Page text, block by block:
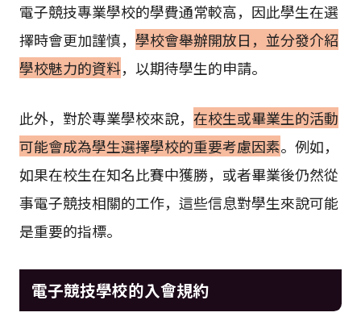
電子競技專業學校的學費通常較高，因此學生在選
擇時會更加謹慎， 學校會舉辦開放日，並分發介紹
學校魅力的資料，以期待學生的申請。
此外，對於專業學校來說， 在校生或畢業生的活動
可能會成為學生選擇學校的重要考慮因素。例如，
如果在校生在知名比賽中獲勝，或者畢業後仍然從
事電子競技相關的工作，這些信息對學生來說可能
是重要的指標。
電子競技學校的入會規約